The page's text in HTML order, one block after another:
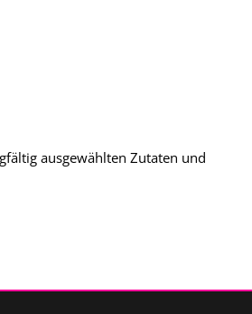
ausgewählten Zutaten und